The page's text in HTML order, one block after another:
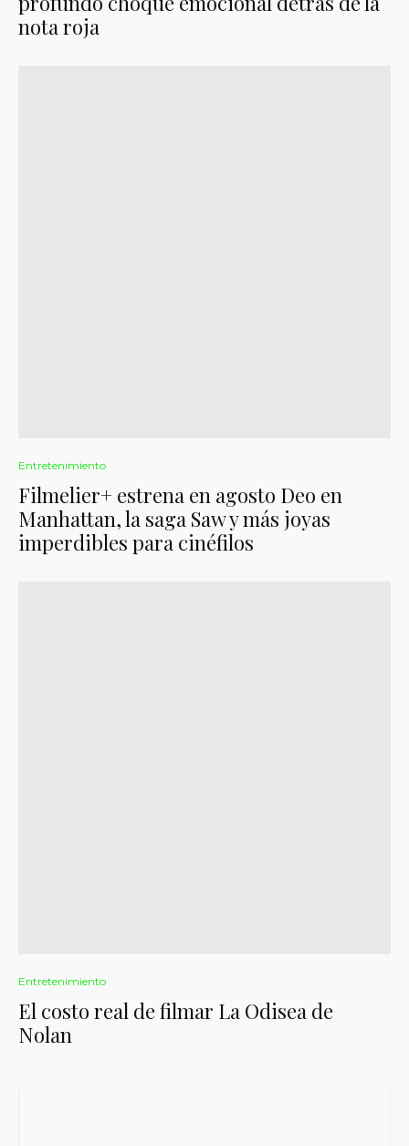
nota roja
Entretenimiento
Filmelier+ estrena en agosto Deo en
Manhattan, la saga Saw y más joyas
imperdibles para cinéfilos
Entretenimiento
El costo real de filmar La Odisea de
Nolan